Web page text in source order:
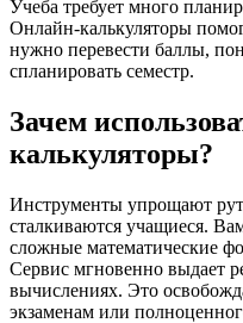
Учеба требует много
Онлайн-калькуляторы
нужно перевести баллы,
спланировать семестр.
Зачем
калькуляторы?
Инструменты упрощают
сталкиваются учащиеся.
сложные математические
Сервис мгновенно выдает
вычислениях. Это
экзаменам или